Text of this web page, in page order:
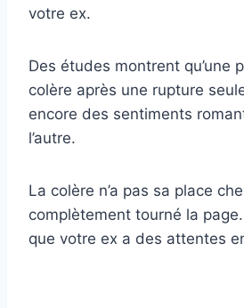
votre ex.
Des études montrent qu’une
colère après une rupture
encore des sentiments
l’autre.
La colère n’a pas sa place
complètement tourné la
que votre ex a des attentes